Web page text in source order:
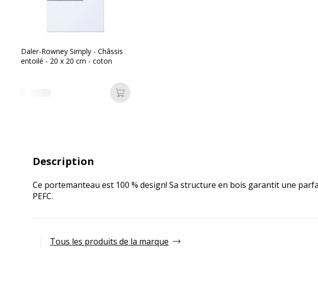
Daler-Rowney Simply - Châssis
entoilé - 20 x 20 cm - coton
Ajouter au panier
Description
Ce portemanteau est 100 % design! Sa structure en bois garantit une
PEFC.
Tous les produits de la marque